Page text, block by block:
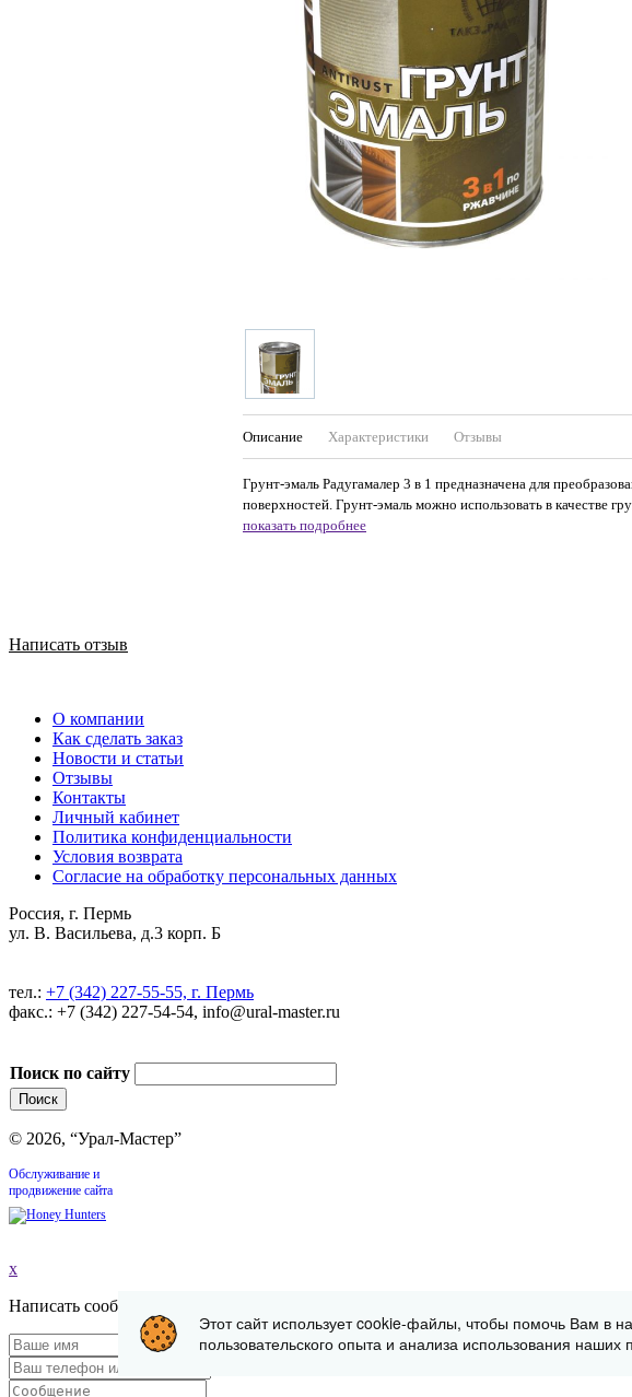
Описание Характеристики Отзывы
Грунт-эмаль Радугамалер 3 в 1 предназначена для
поверхностей. Грунт-эмаль можно использовать в качестве
показать подробнее
Написать отзыв
О компании
Как сделать заказ
Новости и статьи
Отзывы
Контакты
Личный кабинет
Политика конфиденциальности
Условия возврата
Согласие на обработку персональных данных
Россия, г. Пермь
ул. В. Васильева, д.3 корп. Б
тел.: +7 (342) 227-55-55, г. Пермь
факс.: +7 (342) 227-54-54, info@ural-master.ru
Поиск по сайту
© 2026, “Урал-Мастер”
Обслуживание и
продвижение сайта
x
Написать сообщение
Этот сайт использует cookie-файлы, чтобы помочь Вам в
пользовательского опыта и анализа использования наших